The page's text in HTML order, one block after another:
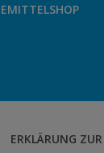
ERKLÄRUNG